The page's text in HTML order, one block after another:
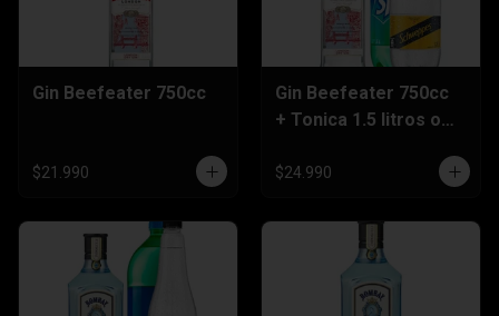
Gin Beefeater 750cc
$21.990
Gin Beefeater 750cc
+ Tonica 1.5 litros o
$24.990